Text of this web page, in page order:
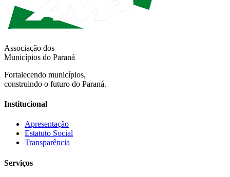
Associação dos
Municípios do Paraná
Fortalecendo municípios,
construindo o futuro do Paraná.
Institucional
Apresentação
Estatuto Social
Transparência
Serviços